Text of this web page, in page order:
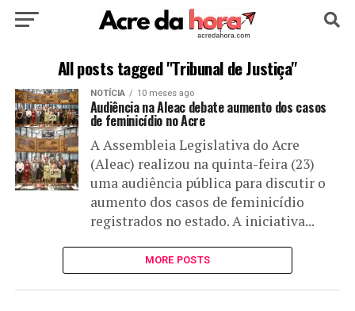
HOME POLÍTICA CULTURA ESPORTE
EDUCAÇÃO NOTÍCIA MUNDO
All posts tagged "Tribunal de Justiça"
NOTÍCIA 10 meses ago
Audiência na Aleac debate aumento dos casos
de feminicídio no Acre
A Assembleia Legislativa do Acre
(Aleac) realizou na quinta-feira (23)
uma audiência pública para discutir o
aumento dos casos de feminicídio
registrados no estado. A iniciativa...
MORE POSTS